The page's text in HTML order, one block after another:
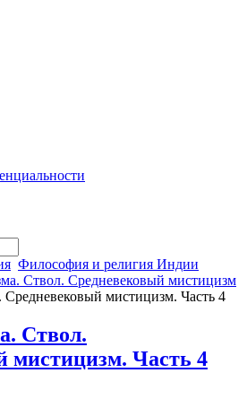
Философия и религия Индии
Ствол. Средневековый мистицизм
мистицизм. Часть 4
Ствол.
мистицизм. Часть 4